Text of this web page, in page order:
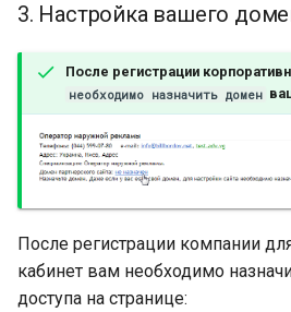
вашем сайте
Автоматическая
синхронизация занятости
3. Настройка вашего
После регистрации
необходимо назначить домен
После регистрации компании
кабинет вам необходимо
доступа на странице: